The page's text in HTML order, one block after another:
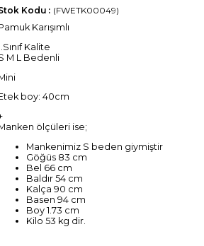
(FWETK00049)
Kodu
Karışımlı
Kalite
M L Bedenli
boy: 40cm
ölçüleri ise;
Mankenimiz S beden giymiştir
Göğüs 83 cm
Bel 66 cm
Baldır 54 cm
Kalça 90 cm
Basen 94 cm
Boy 1.73 cm
Kilo 53 kg dir.